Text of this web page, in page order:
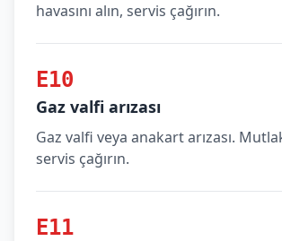
havasını alın, servis çağırın.
E10
Gaz valfi arızası
Gaz valfi veya anakart arızası.
servis çağırın.
E11